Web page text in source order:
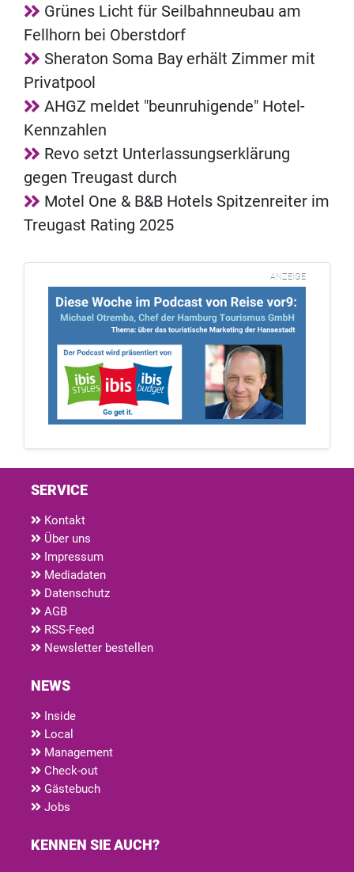
Grünes Licht für Seilbahnneubau am
Fellhorn bei Oberstdorf
Sheraton Soma Bay erhält Zimmer mit
Privatpool
AHGZ meldet "beunruhigende" Hotel-
Kennzahlen
Revo setzt Unterlassungserklärung
gegen Treugast durch
Motel One & B&B Hotels Spitzenreiter im
Treugast Rating 2025
ANZEIGE
SERVICE
Kontakt
Über uns
Impressum
Mediadaten
Datenschutz
AGB
RSS-Feed
Newsletter bestellen
NEWS
Inside
Local
Management
Check-out
Gästebuch
Jobs
KENNEN SIE AUCH?